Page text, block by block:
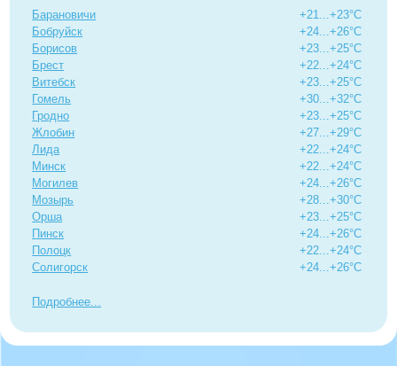
Барановичи
Бобруйск
Борисов
Брест
Витебск
Гомель
Гродно
Жлобин
Лида
Минск
Могилев
Мозырь
Орша
Пинск
Полоцк
Солигорск
+21...+23°C
+24...+26°C
+23...+25°C
+22...+24°C
+23...+25°C
+30...+32°C
+23...+25°C
+27...+29°C
+22...+24°C
+22...+24°C
+24...+26°C
+28...+30°C
+23...+25°C
+24...+26°C
+22...+24°C
+24...+26°C
Подробнее